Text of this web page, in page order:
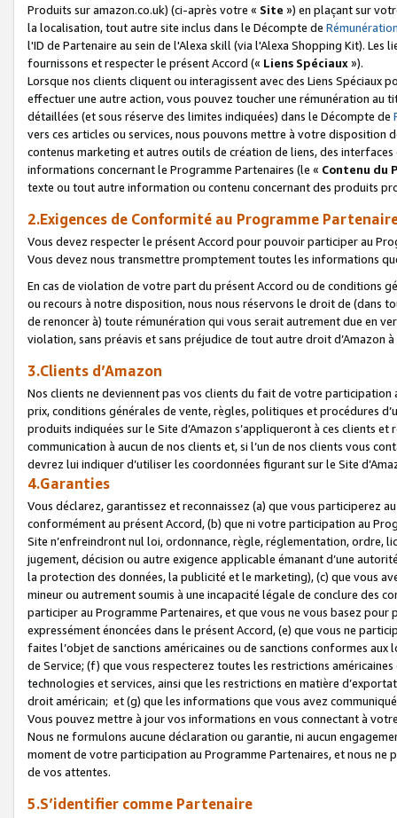
Produits sur amazon.co.uk) (ci-après votre « Site ») en plaçant sur
la localisation, tout autre site inclus dans le Décompte de
l'ID de Partenaire au sein de l'Alexa skill (via l'Alexa Shopping Kit).
fournissons et respecter le présent Accord (« Liens Spéciaux»).
Lorsque nos clients cliquent ou interagissent avec des Liens Spéciaux
effectuer une autre action, vous pouvez toucher une rémunération
détaillées (et sous réserve des limites indiquées) dans le Décompte de
vers ces articles ou services, nous pouvons mettre à votre disposition
contenus marketing et autres outils de création de liens, des
informations concernant le Programme Partenaires (le « Contenu du
texte ou tout autre information ou contenu concernant des produits
2.Exigences de Conformité au Programme
Vous devez respecter le présent Accord pour pouvoir participer au
Vous devez nous transmettre promptement toutes les informations
En cas de violation de votre part du présent Accord ou de conditions
ou recours à notre disposition, nous nous réservons le droit de (dans
de renoncer à) toute rémunération qui vous serait autrement due en
violation, sans préavis et sans préjudice de tout autre droit
3.Clients d’Amazon
Nos clients ne deviennent pas vos clients du fait de votre
prix, conditions générales de vente, règles, politiques et procédures
produits indiquées sur le Site d’Amazon s’appliqueront à ces clients
communication à aucun de nos clients et, si l’un de nos clients vous
devrez lui indiquer d’utiliser les coordonnées figurant sur le Site
4.Garanties
Vous déclarez, garantissez et reconnaissez (a) que vous participerez
conformément au présent Accord, (b) que ni votre participation au
Site n’enfreindront nul loi, ordonnance, règle, réglementation, ordre,
jugement, décision ou autre exigence applicable émanant d’une
la protection des données, la publicité et le marketing), (c) que vous
mineur ou autrement soumis à une incapacité légale de conclure des
participer au Programme Partenaires, et que vous ne vous basez
expressément énoncées dans le présent Accord, (e) que vous ne
faites l’objet de sanctions américaines ou de sanctions conformes
de Service; (f) que vous respecterez toutes les restrictions
technologies et services, ainsi que les restrictions en matière
droit américain; et (g) que les informations que vous avez
Vous pouvez mettre à jour vos informations en vous connectant à
Nous ne formulons aucune déclaration ou garantie, ni aucun
moment de votre participation au Programme Partenaires, et nous
de vos attentes.
5.S’identifier comme Partenaire